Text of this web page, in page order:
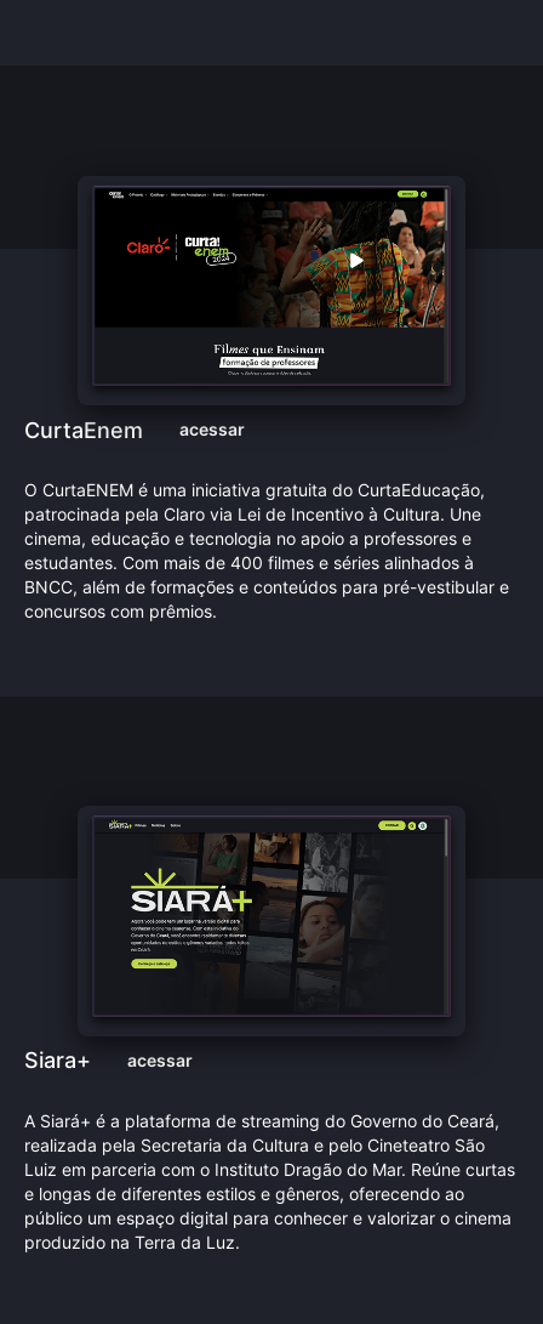
CurtaEnem acessar
O CurtaENEM é uma iniciativa gratuita do CurtaEducação,
patrocinada pela Claro via Lei de Incentivo à Cultura. Une
cinema, educação e tecnologia no apoio a professores e
estudantes. Com mais de 400 filmes e séries alinhados à
BNCC, além de formações e conteúdos para pré-vestibular e
concursos com prêmios.
Siara+ acessar
A Siará+ é a plataforma de streaming do Governo do Ceará,
realizada pela Secretaria da Cultura e pelo Cineteatro São
Luiz em parceria com o Instituto Dragão do Mar. Reúne curtas
e longas de diferentes estilos e gêneros, oferecendo ao
público um espaço digital para conhecer e valorizar o cinema
produzido na Terra da Luz.